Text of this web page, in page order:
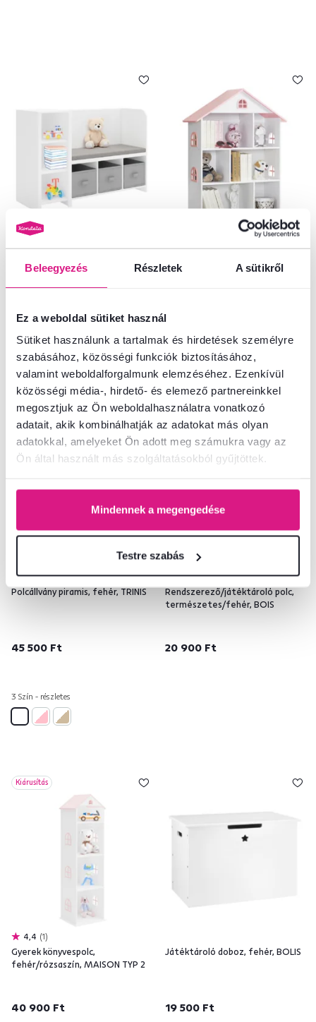
Beleegyezés Részletek A sütikről
Ez a weboldal sütiket használ
Sütiket használunk a tartalmak és hirdetések személyre
szabásához, közösségi funkciók biztosításához,
valamint weboldalforgalmunk elemzéséhez. Ezenkívül
közösségi média-, hirdető- és elemező partnereinkkel
megosztjuk az Ön weboldalhasználatra vonatkozó
adatait, akik kombinálhatják az adatokat más olyan
adatokkal, amelyeket Ön adott meg számukra vagy az
Ön által használt más szolgáltatásokból gyűjtöttek.
Mindennek a megengedése
Testre szabás
4,8 1
Polcállvány paddal, fehér/szürke,
Gyerek könyvespolc,
fehér/rózsaszín, MAISON TYP 1
2 Výška (cm)
4,8 2
Polcállvány piramis, fehér, TRINIS
45 500 Ft
3 Szín - részletes
4,7 3
Rendszerező/játéktároló polc,
természetes/fehér, BOIS
20 900 Ft
Kiárusítás
4,4 1
Gyerek könyvespolc,
fehér/rózsaszín, MAISON TYP 2
40 900 Ft
Játéktároló doboz, fehér, BOLIS
19 500 Ft